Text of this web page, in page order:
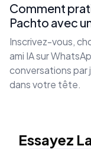
Comment
Pachto avec
Inscrivez-vous,
ami IA sur
conversations par
dans votre tête.
Essayez